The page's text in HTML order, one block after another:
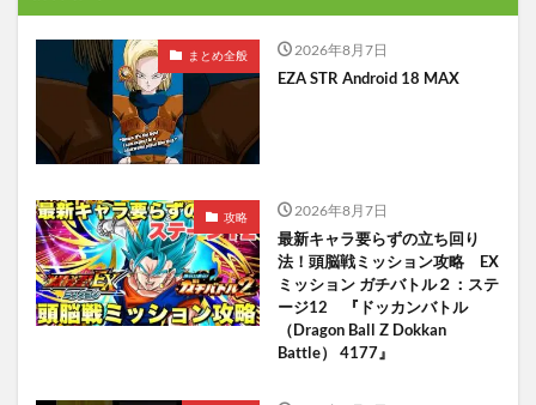
まとめ全般 2026年8月7日
EZA STR Android 18 MAX
攻略 2026年8月7日
最新キャラ要らずの立ち回り
法！頭脳戦ミッション攻略 EX
ミッション ガチバトル２：ステ
ージ12 『ドッカンバトル
（Dragon Ball Z Dokkan
Battle） 4177』